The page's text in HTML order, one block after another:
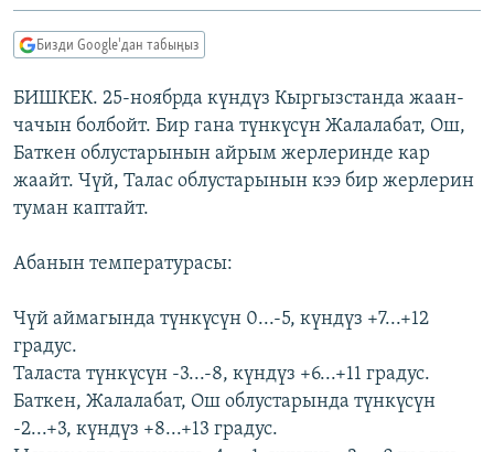
БҮГҮН АЗАТТЫКТА
ЭКСПЕРТТЕР ТАЛДАЙТ
БИЗ ЖАНА ДҮЙНӨ
ДАНИСТЕ
ЭЖЕ-СИҢДИЛЕР
АЗАТТЫК+
ПОДКАСТ
ӨЗГӨЧӨ ПИКИР
Русский
ОНЛАЙН ШЕРИНЕ
ЭЕ/АРнун бардык сайттары
Бизди Google'дан табыңыз
БИШКЕК. 25-ноябрда күндүз Кыргызстанда жаан-
чачын болбойт. Бир гана түнкүсүн Жалалабат, Ош,
Баткен облустарынын айрым жерлеринде кар
жаайт. Чүй, Талас облустарынын кээ бир жерлерин
туман каптайт.
Абанын температурасы:
Чүй аймагында түнкүсүн 0...-5, күндүз +7...+12
градус.
Таласта түнкүсүн -3...-8, күндүз +6...+11 градус.
Баткен, Жалалабат, Ош облустарында түнкүсүн
-2...+3, күндүз +8...+13 градус.